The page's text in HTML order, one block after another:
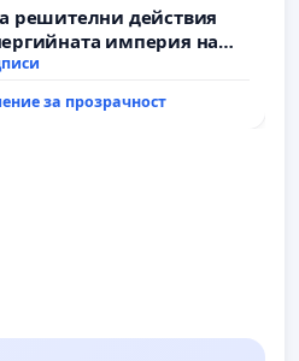
решителни действия
империя на
за прозрачност